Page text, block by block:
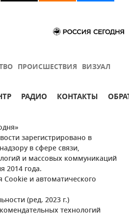
ПРОИСШЕСТВИЯ ВИЗУАЛ
РАДИО КОНТАКТЫ
зарегистрировано в
в сфере связи,
и массовых коммуникаций
2014 года.
и автоматического
(ред. 2023 г.)
технологий